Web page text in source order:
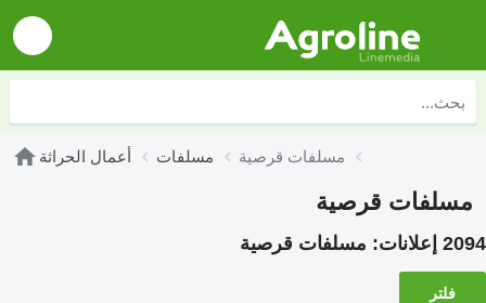
أعمال الحراثة مسلفات مسلفات قرصية
مسلفات قرصية
2094 إعلانات: مسلفات قرصية
فلتر